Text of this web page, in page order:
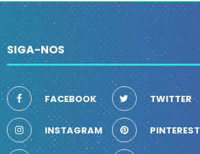
SIGA-NOS
FACEBOOK TWITTER
INSTAGRAM PINTEREST